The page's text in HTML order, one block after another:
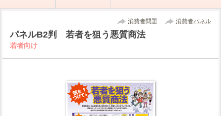
消費者問題 消費者パネル
パネルB2判 若者を狙う悪質商法
若者向け